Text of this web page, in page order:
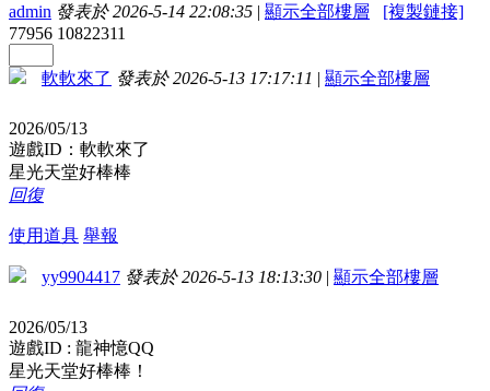
admin 發表於 2026-5-14 22:08:35 | 顯示全部樓層
[複製鏈接]
77956 10822311
軟軟來了 發表於 2026-5-13 17:17:11 | 顯示全部樓層
2026/05/13
遊戲ID：軟軟來了
星光天堂好棒棒
回復
使用道具 舉報
yy9904417 發表於 2026-5-13 18:13:30 | 顯示全部樓層
2026/05/13
遊戲ID : 龍神憶QQ
星光天堂好棒棒！